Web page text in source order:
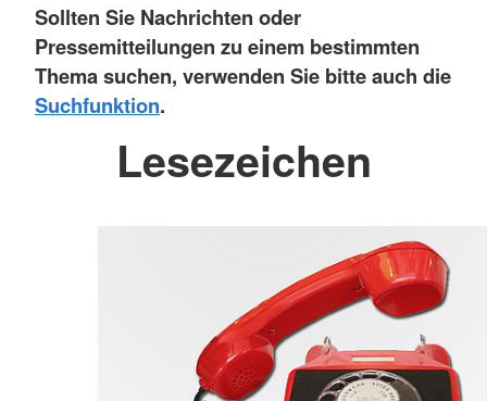
Sollten Sie Nachrichten oder
Pressemitteilungen zu einem bestimmten
Thema suchen, verwenden Sie bitte auch die
Suchfunktion.
Lesezeichen